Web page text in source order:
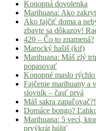
Konopná dovolenka
Marihuana: Ako
Ako fajčiť doma a
zbavte sa dôkazov!
420 – Čo to znamená?
Marocký hašiš (kif)
Marihuana: Máš zlý
popasovať
Konopné maslo
Fajčenie marihuany a
slovník – časť prvá
Máš sakra
Domáce bongo?
Marihuana: 5 vecí,
prvýkrát húliť